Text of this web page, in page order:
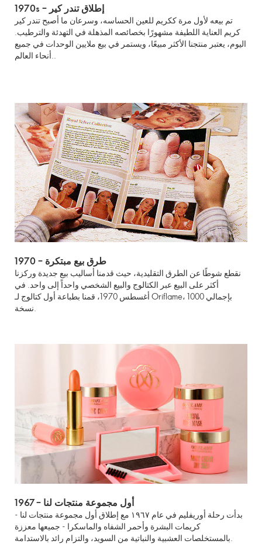
1970s – إطلاق تندر كير
تم بيعه لأول مرة ككريم للعين الحساسه، وسرعان ما أصبح تندر كير
كريم العناية اللطيفة مشهورًا بخصائصه المذهلة في التهدئة والترطيب.
اليوم، يعتبر منتجنا الأكثر مبيعًا، ويستمر في بيع ملايين الوحدات في جميع
1970 – طرق بيع مبتكرة
نقطع شوطًا عن الطرق التقليدية، حيث قدمنا أساليب بيع جديدة وركزنا
أكثر على البيع عبر الكتالوج والبيع الشخصي واحداً إلى واحد. في
أغسطس 1970، قمنا بطباعة أول كتالوج لـ Oriflame، بإجمالي 1000
نسخة.
1967 – أول مجموعة منتجات لنا
بدأت رحلة أوريفليم في عام ١٩٦٧ مع إطلاق أول مجموعة منتجات لنا -
كريمات البشرة وأحمر الشفاه والماسكرا - جميعها معززة
بالمستخلصات العشبية والنباتية من السويد، والتزام رائد بالاستدامة.